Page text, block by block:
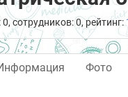
сотрудников: 0, рейтинг:
Фото